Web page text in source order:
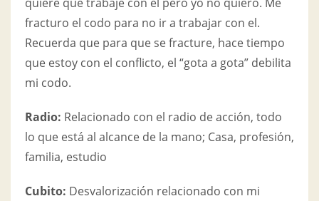
fracturo el codo para no ir a trabajar con el.
Recuerda que para que se fracture, hace tiempo
que estoy con el conflicto, el “gota a gota” debilita
mi codo.
Radio: Relacionado con el radio de acción, todo
lo que está al alcance de la mano; Casa, profesión,
familia, estudio
Cubito: Desvalorización relacionado con mi